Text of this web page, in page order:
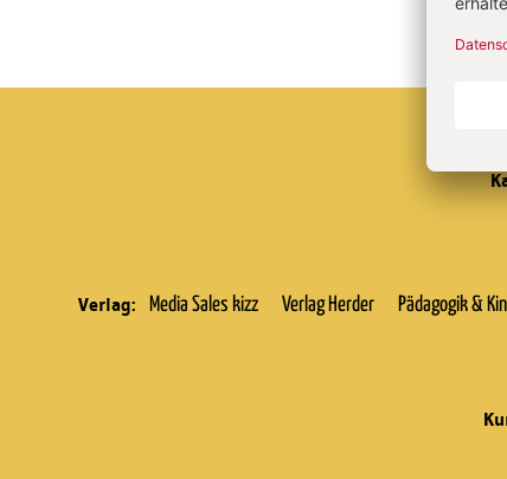
Verlag: Media Sales kizz Verlag Herder Pädagogik &